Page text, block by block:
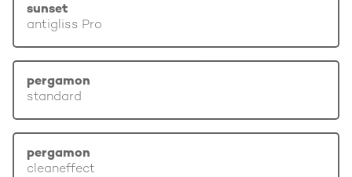
sunset
antigliss Pro
pergamon
standard
pergamon
cleaneffect